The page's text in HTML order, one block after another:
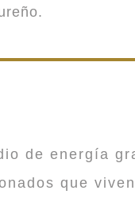
de energía
que